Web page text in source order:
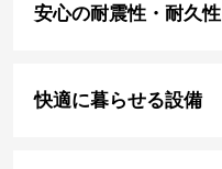
安心の耐震性・耐久性
快適に暮らせる設備